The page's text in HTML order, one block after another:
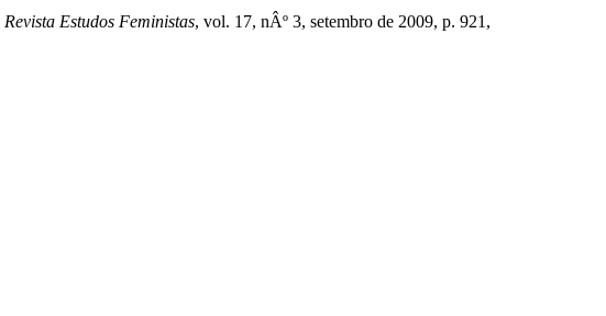
Revista Estudos Feministas, vol. 17, nÂº 3, setembro de 2009, p. 921,